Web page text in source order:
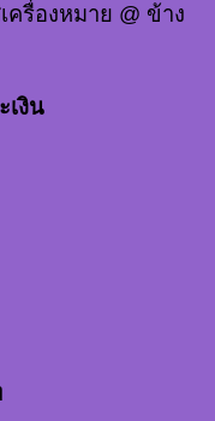
ครื่องหมาย @ ข้าง
เงิน